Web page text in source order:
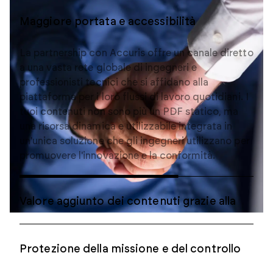
Maggiore portata e accessibilità
Valore aggiunto dei contenuti grazie alla
tecnologia
Gli avvisi automatici di obsolescenza
nell'ambiente PLM informano in tempo reale i
team di ingegneria e approvvigionamento
quando i componenti si avvicinano o
raggiungono la fine del ciclo di vita (EOL).
Protezione della missione e del controllo